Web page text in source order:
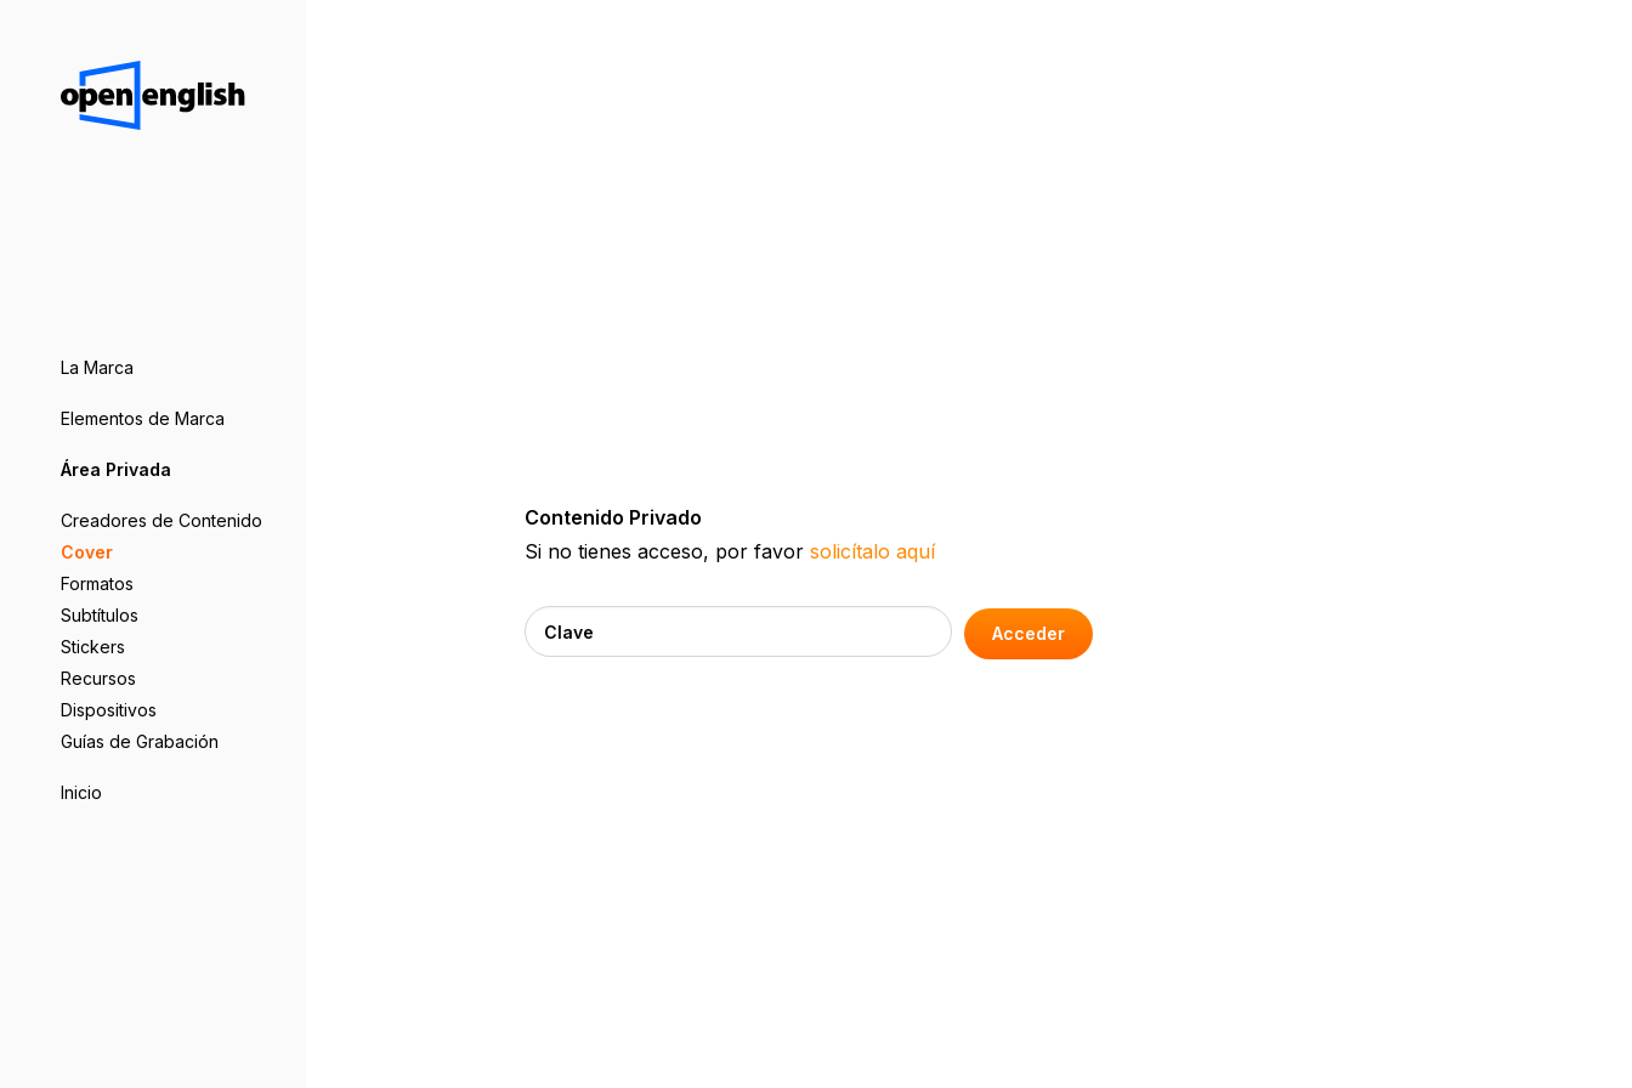
La Marca
Elementos de Marca
Área Privada
Creadores de Contenido
Cover
Formatos
Subtítulos
Stickers
Recursos
Dispositivos
Guías de Grabación
Inicio
Contenido Privado
Si no tienes acceso, por favor solicítalo aquí
Acceder